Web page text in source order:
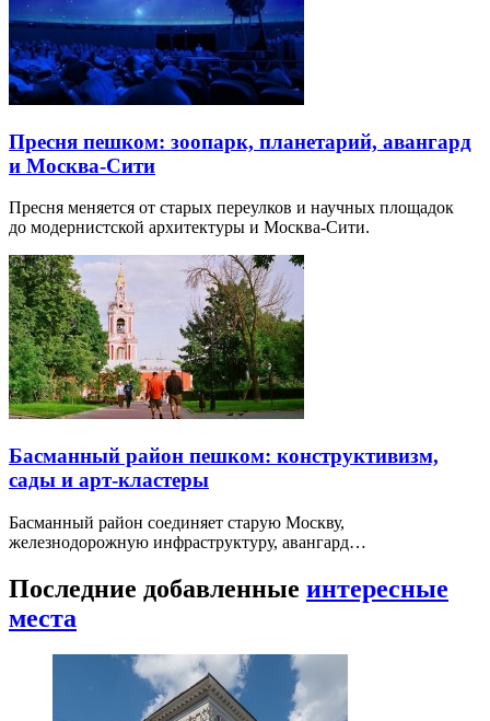
Пресня пешком: зоопарк, планетарий, авангард
и Москва-Сити
Пресня меняется от старых переулков и научных площадок
до модернистской архитектуры и Москва-Сити.
Басманный район пешком: конструктивизм,
сады и арт-кластеры
Басманный район соединяет старую Москву,
железнодорожную инфраструктуру, авангард…
Последние добавленные интересные
места